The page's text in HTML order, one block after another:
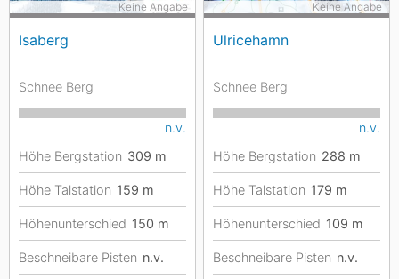
Isaberg
Keine Angabe
Schnee Berg
n.v.
Höhe Bergstation 309 m
Höhe Talstation 159 m
Höhenunterschied 150 m
Beschneibare Pisten n.v.
Ulricehamn
Keine Angabe
Schnee Berg
n.v.
Höhe Bergstation 288 m
Höhe Talstation 179 m
Höhenunterschied 109 m
Beschneibare Pisten n.v.